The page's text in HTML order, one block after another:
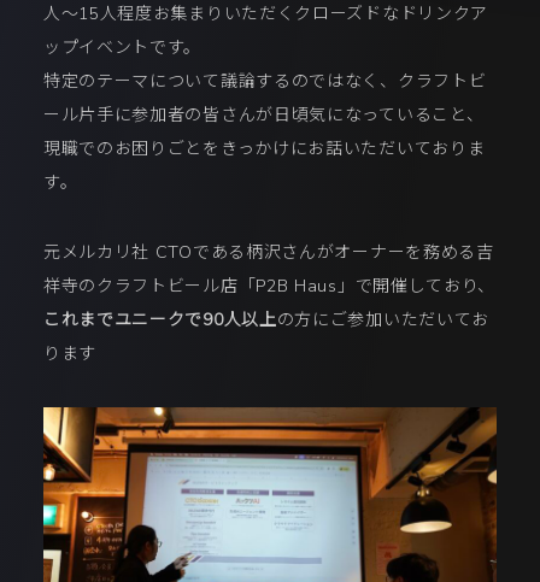
人〜15人程度お集まりいただくクローズドなドリンクア
ップイベントです。
特定のテーマについて議論するのではなく、クラフトビ
ール片手に参加者の皆さんが日頃気になっていること、
現職でのお困りごとをきっかけにお話いただいておりま
す。
元メルカリ社 CTOである柄沢さんがオーナーを務める吉
祥寺のクラフトビール店「P2B Haus」で開催しており、
これまでユニークで90人以上の方にご参加いただいてお
ります